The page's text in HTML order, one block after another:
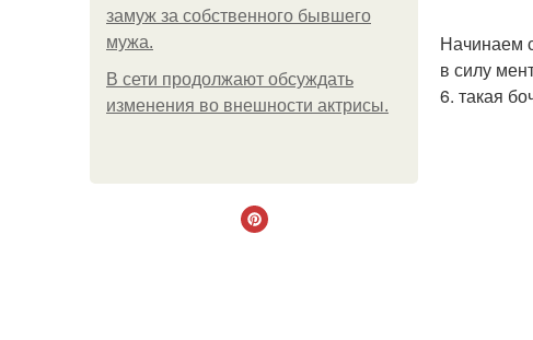
замуж за собственного бывшего
мужа.
В сети продолжают обсуждать
изменения во внешности актрисы.
Начинаем
в силу
6. такая